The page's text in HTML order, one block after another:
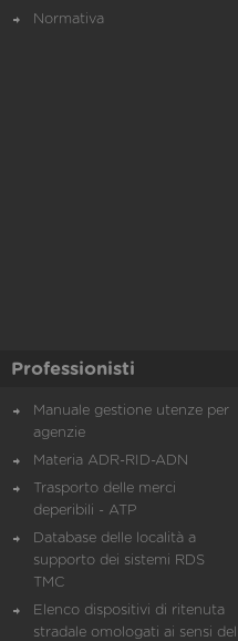
Normativa
Professionisti
Manuale gestione utenze per
agenzie
Materia ADR-RID-ADN
Trasporto delle merci
deperibili - ATP
Database delle località a
supporto dei sistemi RDS
TMC
Elenco dispositivi di ritenuta
stradale omologati ai sensi del